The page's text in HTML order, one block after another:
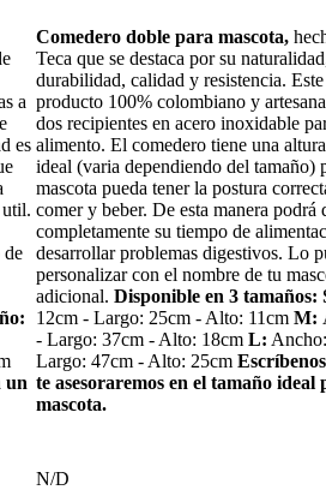
a
es
de
un
Comedero doble para mascota,
Teca que se destaca por su
durabilidad, calidad y resistencia. Este
producto 100% colombiano y
dos recipientes en acero inoxidable
alimento. El comedero tiene una
ideal (varia dependiendo del tamaño)
mascota pueda tener la postura
comer y beber. De esta manera podrá
completamente su tiempo de
desarrollar problemas digestivos. Lo
personalizar con el nombre de tu
adicional. Disponible en 3 tamaños:
12cm - Largo: 25cm - Alto: 11cm M:
- Largo: 37cm - Alto: 18cm L:
Largo: 47cm - Alto: 25cm
te asesoraremos en el tamaño ideal
mascota.
N/D